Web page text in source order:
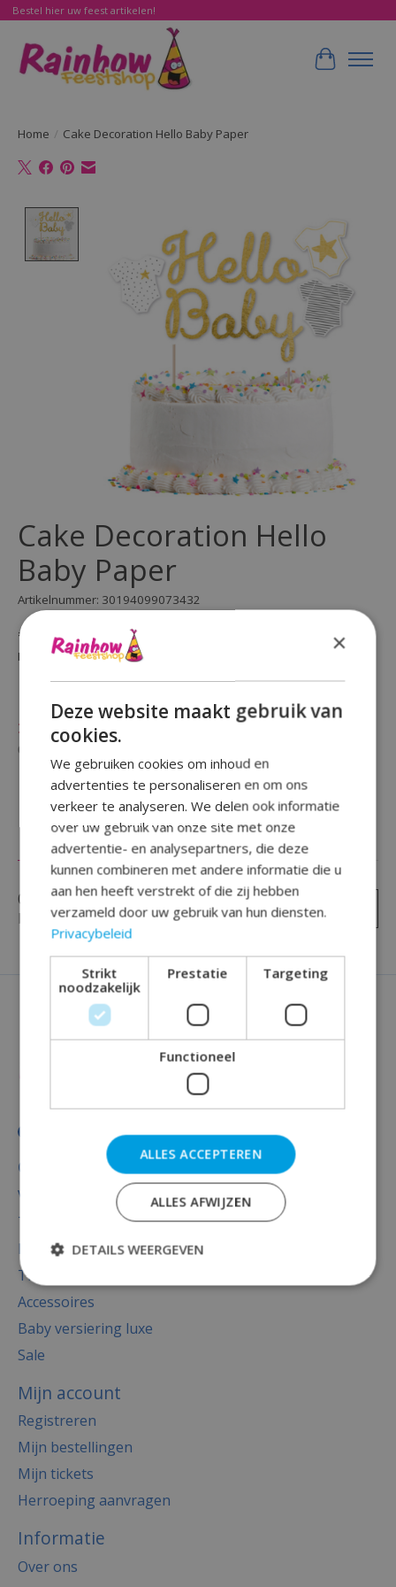
Bestel hier uw feest artikelen!
Home / Cake Decoration Hello Baby Paper
Cake Decoration Hello
Baby Paper
Artikelnummer: 30194099073432
€5,79
Incl. btw
De beoordeling van dit product is0van de 5
Niet op voorraad
Reviews (0)
0 sterren op basis van0
beoordelingen
Je beoordeling toevoegen
Categorieën
Versiering
Totaal thema feest
Decoratie
Thema's
Accessoires
Baby versiering luxe
Sale
Mijn account
Registreren
Mijn bestellingen
Mijn tickets
Herroeping aanvragen
Informatie
Over ons
×
Deze website maakt gebruik van
cookies.
We gebruiken cookies om inhoud en
advertenties te personaliseren en om ons
verkeer te analyseren. We delen ook informatie
over uw gebruik van onze site met onze
advertentie- en analysepartners, die deze
kunnen combineren met andere informatie die u
aan hen heeft verstrekt of die zij hebben
verzameld door uw gebruik van hun diensten.
Privacybeleid
Strikt
noodzakelijk
Prestatie Targeting
Functioneel
ALLES ACCEPTEREN
ALLES AFWIJZEN
DETAILS WEERGEVEN